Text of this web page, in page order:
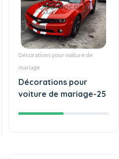
Décorations pour voiture de
mariage
Décorations pour
voiture de mariage-25